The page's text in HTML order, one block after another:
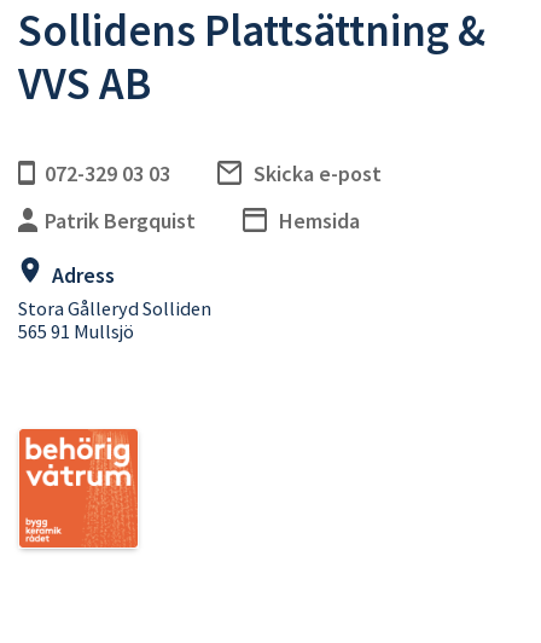
Sollidens Plattsättning &
VVS AB
072-329 03 03
Skicka e-post
Patrik Bergquist
Hemsida
Adress
Stora Gålleryd Solliden
565 91 Mullsjö